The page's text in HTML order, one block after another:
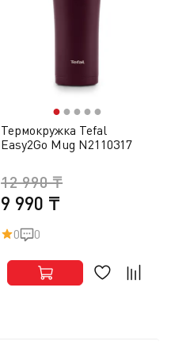
●● ● ● ●
Термокружка Tefal
Easy2Go Mug N2110317
9 990 ₸
12 990 ₸
0 0